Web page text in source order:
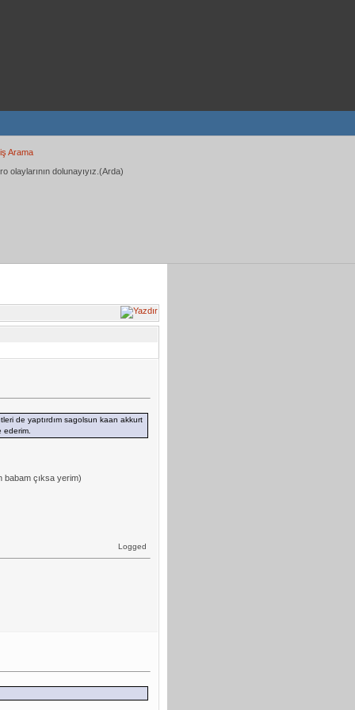
Arama
olaylarının dolunayıyız.(Arda)
de yaptırdım sagolsun kaan akkurt
ederim.
çıksa yerim)
Logged